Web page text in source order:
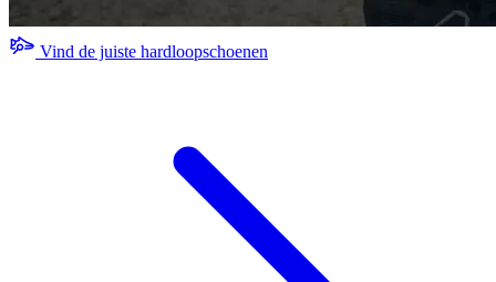
Vind de juiste hardloopschoenen